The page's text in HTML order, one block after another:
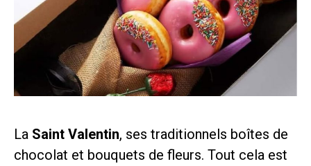
La Saint Valentin, ses traditionnels boîtes de
chocolat et bouquets de fleurs. Tout cela est